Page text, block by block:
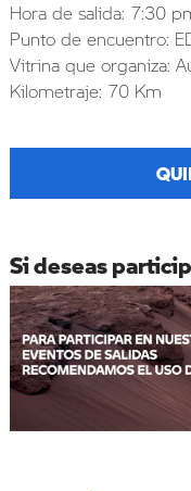
Hora de salida: 7:30
Punto de encuentro:
Vitrina que organiza:
Kilometraje: 70 Km
Si deseas